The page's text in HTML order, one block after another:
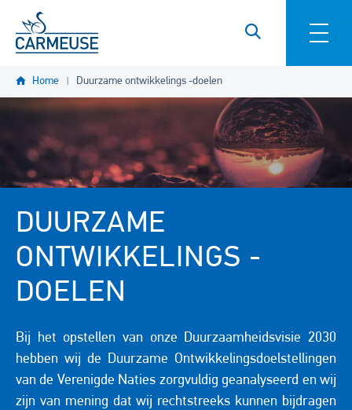
Overslaan en naar de inhoud gaan
Home Duurzame ontwikkelings -doelen
DUURZAME
ONTWIKKELINGS -
DOELEN
Bij het opstellen van onze Duurzaamheidsvisie 2030
hebben wij de Duurzame Ontwikkelingsdoelstellingen
van de Verenigde Naties zorgvuldig geanalyseerd en wij
zijn van mening dat wij rechtstreeks kunnen bijdragen